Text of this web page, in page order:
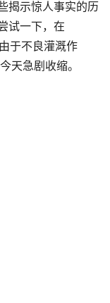
揭示惊人事实的历
试一下，在
于不良灌溉作
天急剧收缩。